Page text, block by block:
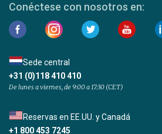
Conéctese con nosotros en:
Sede central
+31 (0)118 410 410
De lunes a viernes, de 9:00 a 17:30 (CET)
Reservas en EE.UU. y Canadá
+1 800 453 7245